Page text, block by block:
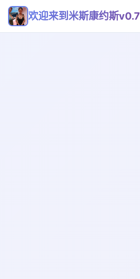
欢迎来到米斯康约斯v0.7